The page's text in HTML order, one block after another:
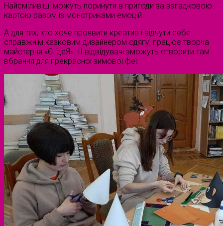
Найсміливіші можуть поринути в пригоди за загадковою
картою разом із монстриками емоцій.
А для тих, хто хоче проявити креатив і відчути себе
справжнім казковим дизайнером одягу, працює творча
майстерня «Є ідеЯ». ЇЇ відвідувачі зможуть створити там
вбрання для прекрасної зимової феї.